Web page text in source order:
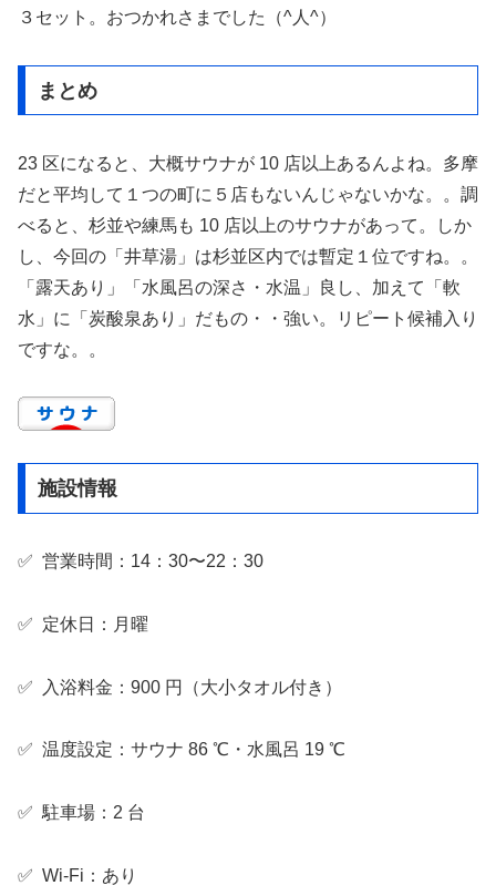
３セット。おつかれさまでした（^人^）
まとめ
23 区になると、大概サウナが 10 店以上あるんよね。多摩
だと平均して１つの町に５店もないんじゃないかな。。調
べると、杉並や練馬も 10 店以上のサウナがあって。しか
し、今回の「井草湯」は杉並区内では暫定１位ですね。。
「露天あり」「水風呂の深さ・水温」良し、加えて「軟
水」に「炭酸泉あり」だもの・・強い。リピート候補入り
ですな。。
施設情報
✅ 営業時間：14：30〜22：30
✅ 定休日：月曜
✅ 入浴料金：900 円（大小タオル付き）
✅ 温度設定：サウナ 86 ℃・水風呂 19 ℃
✅ 駐車場：2 台
✅ Wi-Fi：あり